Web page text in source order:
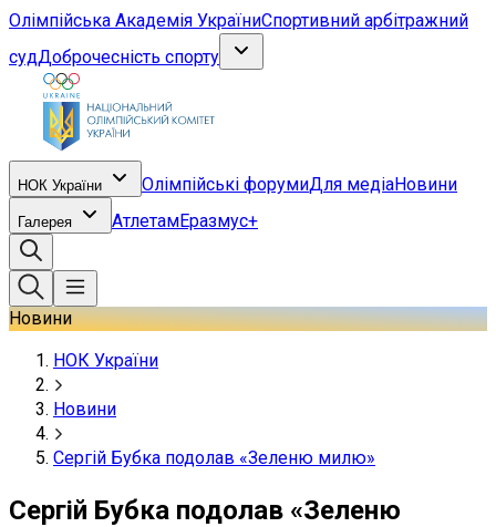
Олімпійська Академія УкраїниСпортивний арбітражний
судДоброчесність спорту
НОК України Олімпійські форумиДля медіаНовини
Галерея АтлетамЕразмус+
Новини
НОК України
Новини
Сергій Бубка подолав «Зеленю милю»
Сергій Бубка подолав «Зеленю